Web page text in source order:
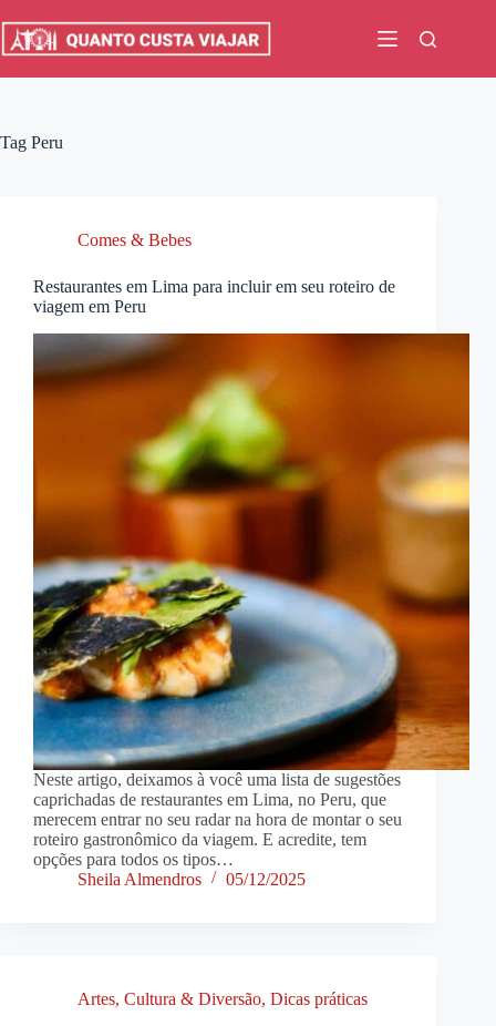
para
Tag Peru
Comes & Bebes
Restaurantes em Lima para incluir em seu roteiro de
viagem em Peru
Neste artigo, deixamos à você uma lista de sugestões
caprichadas de restaurantes em Lima, no Peru, que
merecem entrar no seu radar na hora de montar o seu
roteiro gastronômico da viagem. E acredite, tem
opções para todos os tipos…
Sheila Almendros
05/12/2025
Artes, Cultura & Diversão, Dicas práticas